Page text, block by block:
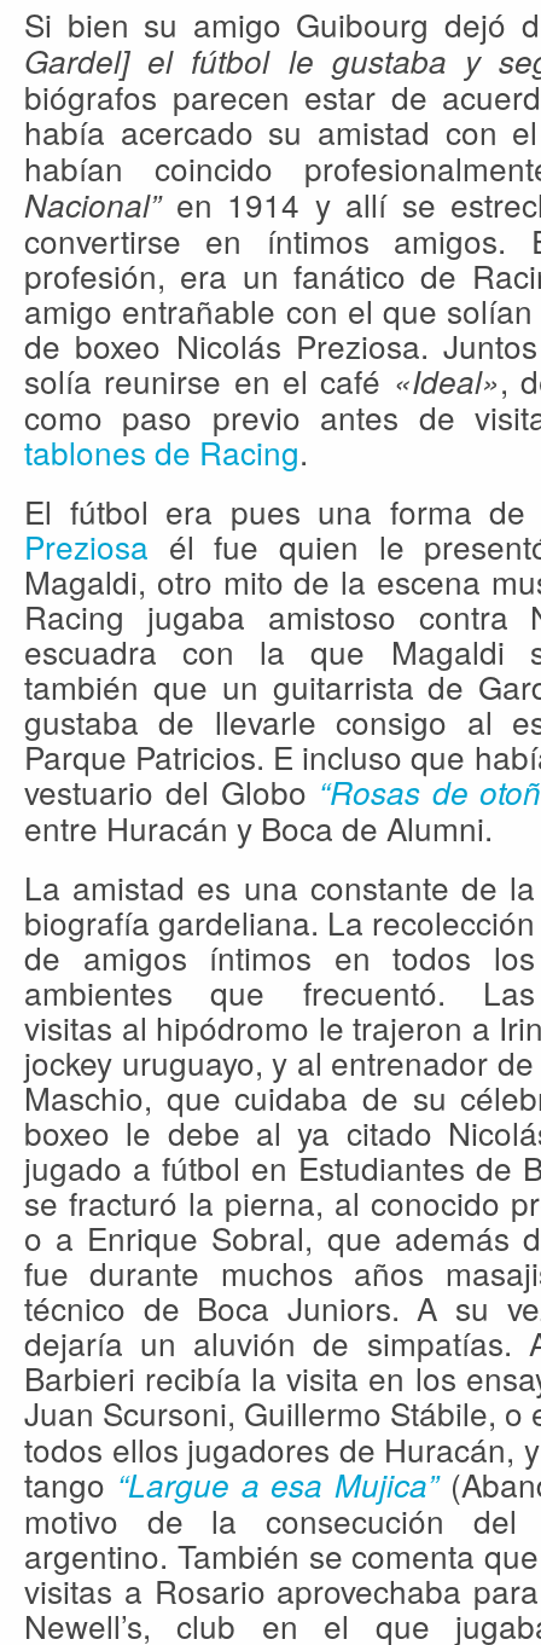
Si bien su amigo Guibourg dejó
Gardel] el fútbol le gustaba y
biógrafos parecen estar de
había acercado su amistad con
habían coincido
Nacional”en 1914 y allí se
convertirse en íntimos amigos.
profesión, era un fanático de
amigo entrañable con el que
de boxeo Nicolás Preziosa.
solía reunirse en el café «Ideal»,
como paso previo antes de
tablones de Racing.
El fútbol era pues una forma de
Preziosa él fue quien le
Magaldi, otro mito de la escena
Racing jugaba amistoso contra
escuadra con la que Magaldi
también que un guitarrista de
gustaba de llevarle consigo al
Parque Patricios. E incluso que
vestuario del Globo “Rosas de
entre Huracán y Boca de Alumni.
La amistad es una constante de la
biografía gardeliana. La recolección
de amigos íntimos en todos los
ambientes que frecuentó. Las
visitas al hipódromo le trajeron a
jockey uruguayo, y al entrenador
Maschio, que cuidaba de su
boxeo le debe al ya citado
jugado a fútbol en Estudiantes de
se fracturó la pierna, al conocido
o a Enrique Sobral, que además
fue durante muchos años
técnico de Boca Juniors. A su
dejaría un aluvión de simpatías.
Barbieri recibía la visita en los
Juan Scursoni, Guillermo Stábile, o
todos ellos jugadores de Huracán,
tango “Largue a esa Mujica”
motivo de la consecución del
argentino. También se comenta
visitas a Rosario aprovechaba
Newell’s, club en el que